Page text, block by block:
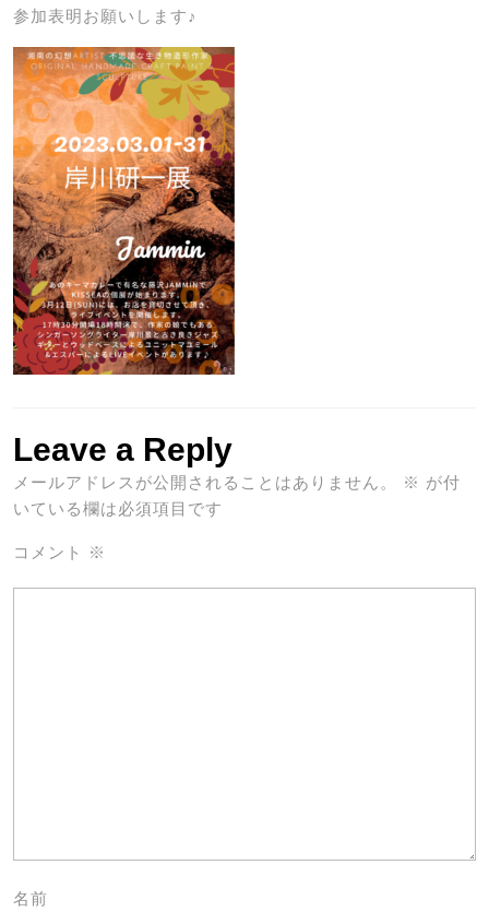
参加表明お願いします♪
Leave a Reply
メールアドレスが公開されることはありません。 ※ が付
いている欄は必須項目です
コメント ※
名前